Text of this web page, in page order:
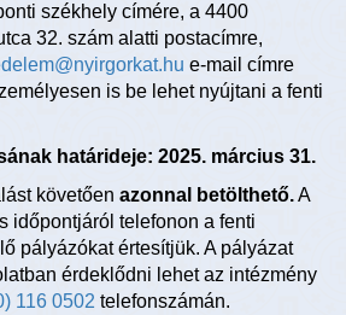
székhely címére, a 4400
32. szám alatti postacímre,
e-mail címre
is be lehet nyújtani a fenti
határideje: 2025. március 31.
követően azonnal betölthető.A
időpontjáról telefonon a fenti
pályázókat értesítjük. A pályázat
érdeklődni lehet az intézmény
116 0502 telefonszámán.